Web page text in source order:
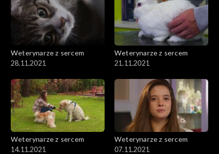
Weterynarze z sercem
28.11.2021
Weterynarze z sercem
21.11.2021
Weterynarze z sercem
14.11.2021
Weterynarze z sercem
07.11.2021